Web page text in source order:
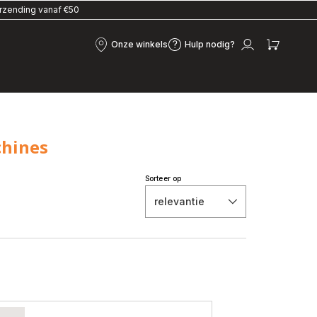
vanaf €50
Onze winkels
Onze
Hulp nodig?
Hulp
Mijn
Sorteer op
relevantie